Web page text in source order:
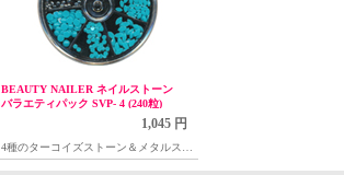
BEAUTY NAILER ネイルストーン
バラエティパック SVP- 4 (240粒)
1,045 円
4種のターコイズストーン＆メタルスト
ーン